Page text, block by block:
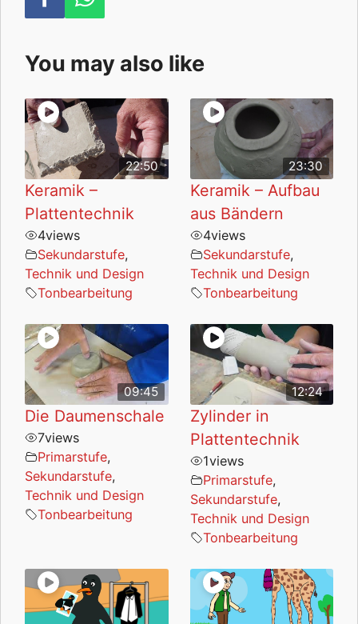
You may also like
22:50
Keramik –
Plattentechnik
4views
Sekundarstufe,
Technik und Design
Tonbearbeitung
23:30
Keramik – Aufbau
aus Bändern
4views
Sekundarstufe,
Technik und Design
Tonbearbeitung
09:45
Die Daumenschale
7views
Primarstufe,
Sekundarstufe,
Technik und Design
Tonbearbeitung
12:24
Zylinder in
Plattentechnik
1views
Primarstufe,
Sekundarstufe,
Technik und Design
Tonbearbeitung